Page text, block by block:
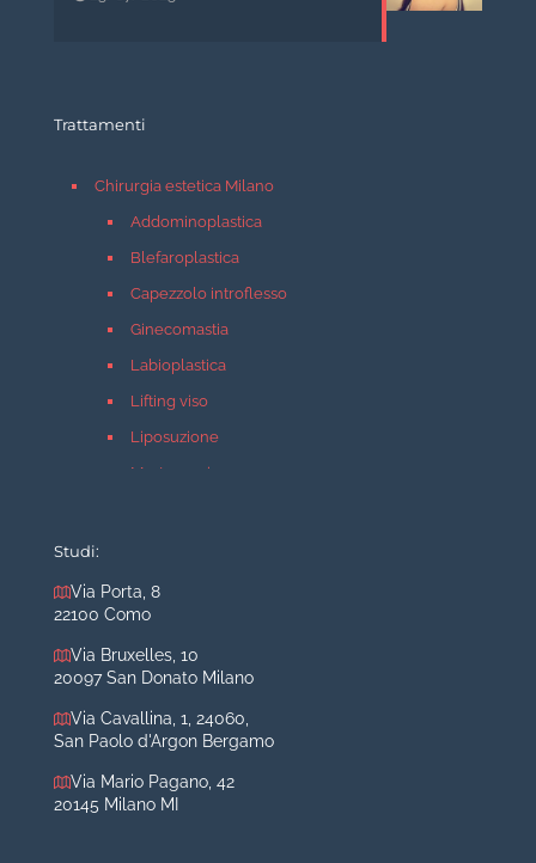
Trattamenti
Chirurgia estetica Milano
Addominoplastica
Blefaroplastica
Capezzolo introflesso
Ginecomastia
Labioplastica
Lifting viso
Liposuzione
Mastopessi
Rinoplastica
Medicina estetica Milano
Acido ialuronico viso
Aumento labbra
Filler
Studi:
Via Porta, 8
22100 Como
Via Bruxelles, 10
20097 San Donato Milano
Via Cavallina, 1, 24060,
San Paolo d'Argon Bergamo
Via Mario Pagano, 42
20145 Milano MI